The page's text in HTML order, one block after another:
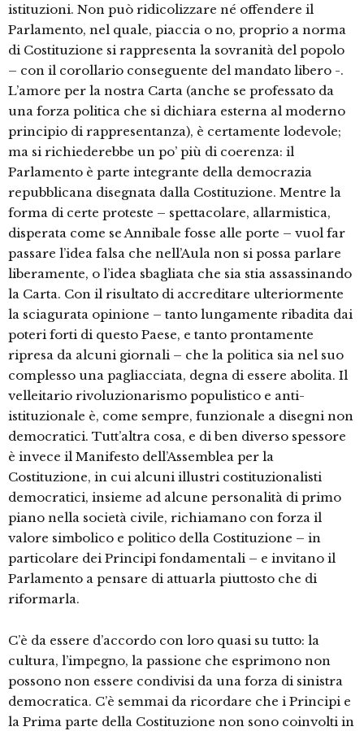
istituzioni. Non può ridicolizzare né offendere il
Parlamento, nel quale, piaccia o no, proprio a norma
di Costituzione si rappresenta la sovranità del popolo
– con il corollario conseguente del mandato libero -.
L’amore per la nostra Carta (anche se professato da
una forza politica che si dichiara esterna al moderno
principio di rappresentanza), è certamente lodevole;
ma si richiederebbe un po’ più di coerenza: il
Parlamento è parte integrante della democrazia
repubblicana disegnata dalla Costituzione. Mentre la
forma di certe proteste – spettacolare, allarmistica,
disperata come se Annibale fosse alle porte – vuol far
passare l’idea falsa che nell’Aula non si possa parlare
liberamente, o l’idea sbagliata che sia stia assassinando
la Carta. Con il risultato di accreditare ulteriormente
la sciagurata opinione – tanto lungamente ribadita dai
poteri forti di questo Paese, e tanto prontamente
ripresa da alcuni giornali – che la politica sia nel suo
complesso una pagliacciata, degna di essere abolita. Il
velleitario rivoluzionarismo populistico e anti-
istituzionale è, come sempre, funzionale a disegni non
democratici. Tutt’altra cosa, e di ben diverso spessore
è invece il Manifesto dell’Assemblea per la
Costituzione, in cui alcuni illustri costituzionalisti
democratici, insieme ad alcune personalità di primo
piano nella società civile, richiamano con forza il
valore simbolico e politico della Costituzione – in
particolare dei Principi fondamentali – e invitano il
Parlamento a pensare di attuarla piuttosto che di
riformarla.
C’è da essere d’accordo con loro quasi su tutto: la
cultura, l’impegno, la passione che esprimono non
possono non essere condivisi da una forza di sinistra
democratica. C’è semmai da ricordare che i Principi e
la Prima parte della Costituzione non sono coinvolti in